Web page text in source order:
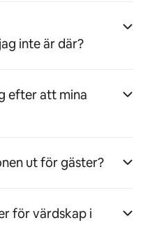
inte är där?
efter att mina
ut för gäster?
för värdskap i